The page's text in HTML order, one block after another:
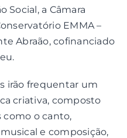
Social, a Câmara
EMMA –
Abraão, cofinanciado
irão frequentar um
criativa, composto
como o canto,
e composição,